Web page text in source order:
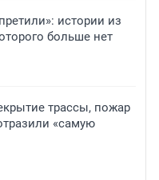
истории из
больше нет
трассы, пожар
«самую